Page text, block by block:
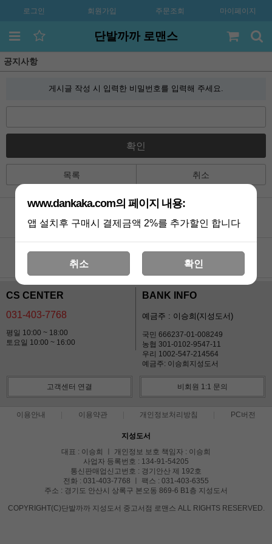
로그인 회원가입 주문조회 마이페이지
단발까까 로맨스
공지사항
게시글 작성 시 입력한 비밀번호를 입력해 주세요.
확인
목록 취소
공지사항 카톡상담 Q&A 멤버쉽
VIP 게시판
CS CENTER
031-403-7768
평일 10:00 ~ 18:00
토요일 10:00 ~ 16:00
BANK INFO
예금주 : 이승희(지성도서)
국민 666237-01-008249
농협 301-0102-9547-11
우리 1002-547-214564
예금주: 이승희지성도서
고객센터 연결 비회원 1:1 문의
이용안내 이용약관 개인정보처리방침 PC버전
지성도서
대표 : 이승희 ㅣ 개인정보 보호 책임자 : 이승희
사업자 등록번호 : 134-91-54205
통신판매업신고번호 : 경기안산 제 192호
전화 : 031-403-7768 ㅣ 팩스 : 031-403-6355
주소 : 경기도 안산시 상록구 본오동 869-6 B1층 지성도서
COPYRIGHT(C)단발까까 지성도서 중고서점 로맨스 ALL RIGHTS RESERVED.
www.dankaka.com의 페이지 내용:
앱 설치후 구매시 결제금액 2%를 추가할인 합니다
취소 확인